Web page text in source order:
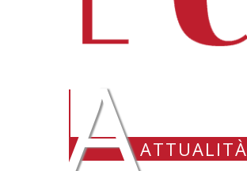
AATTUALITÀ